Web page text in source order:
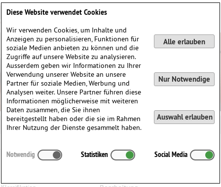
Sonate Nr. 1, op. 41, für Bratsche und Klavier
Diese Website verwendet Cookies
Wir verwenden Cookies, um Inhalte und
Anzeigen zu personalisieren, Funktionen für
soziale Medien anbieten zu können und die
Zugriffe auf unsere Website zu analysieren.
Ausserdem geben wir Informationen zu Ihrer
Verwendung unserer Website an unsere
Partner für soziale Medien, Werbung und
Analysen weiter. Unsere Partner führen diese
Informationen möglicherweise mit weiteren
Daten zusammen, die Sie ihnen
bereitgestellt haben oder die sie im Rahmen
Ihrer Nutzung der Dienste gesammelt haben.
Alle erlauben
Nur Notwendige
Auswahl erlauben
Notwendig Statistiken Social Media